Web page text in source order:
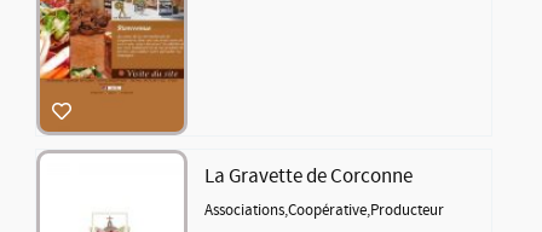
La Gravette de Corconne
Associations,Coopérative,Producteur